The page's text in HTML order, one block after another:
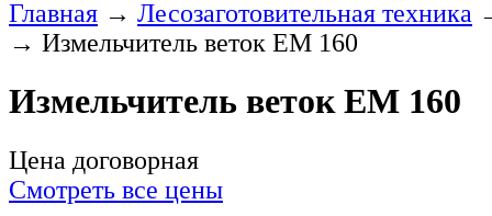
Главная → Лесозаготовительная техника
→ Измельчитель веток ЕМ 160
Измельчитель веток ЕМ 160
Цена договорная
Смотреть все цены